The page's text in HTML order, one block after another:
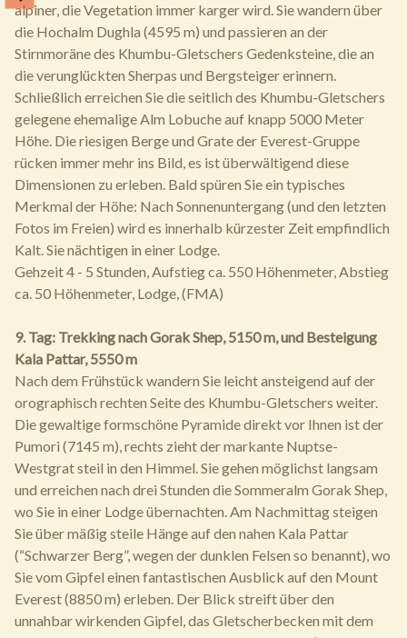
alpiner, die Vegetation immer karger wird. Sie wandern über
die Hochalm Dughla (4595 m) und passieren an der
Stirnmoräne des Khumbu-Gletschers Gedenksteine, die an
die verunglückten Sherpas und Bergsteiger erinnern.
Schließlich erreichen Sie die seitlich des Khumbu-Gletschers
gelegene ehemalige Alm Lobuche auf knapp 5000 Meter
Höhe. Die riesigen Berge und Grate der Everest-Gruppe
rücken immer mehr ins Bild, es ist überwältigend diese
Dimensionen zu erleben. Bald spüren Sie ein typisches
Merkmal der Höhe: Nach Sonnenuntergang (und den letzten
Fotos im Freien) wird es innerhalb kürzester Zeit empfindlich
Kalt. Sie nächtigen in einer Lodge.
Gehzeit 4 - 5 Stunden, Aufstieg ca. 550 Höhenmeter, Abstieg
ca. 50 Höhenmeter, Lodge, (FMA)
9. Tag: Trekking nach Gorak Shep, 5150 m, und Besteigung
Kala Pattar, 5550 m
Nach dem Frühstück wandern Sie leicht ansteigend auf der
orographisch rechten Seite des Khumbu-Gletschers weiter.
Die gewaltige formschöne Pyramide direkt vor Ihnen ist der
Pumori (7145 m), rechts zieht der markante Nuptse-
Westgrat steil in den Himmel. Sie gehen möglichst langsam
und erreichen nach drei Stunden die Sommeralm Gorak Shep,
wo Sie in einer Lodge übernachten. Am Nachmittag steigen
Sie über mäßig steile Hänge auf den nahen Kala Pattar
(“Schwarzer Berg”, wegen der dunklen Felsen so benannt), wo
Sie vom Gipfel einen fantastischen Ausblick auf den Mount
Everest (8850 m) erleben. Der Blick streift über den
unnahbar wirkenden Gipfel, das Gletscherbecken mit dem